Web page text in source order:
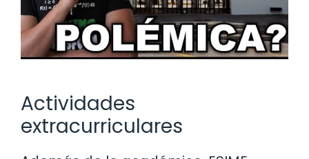
Actividades
extracurriculares